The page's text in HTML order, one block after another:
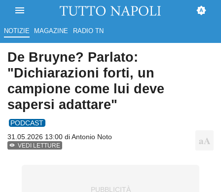
NOTIZIE MAGAZINE RADIO TN
De Bruyne? Parlato:
"Dichiarazioni forti, un
campione come lui deve
sapersi adattare"
PODCAST
31.05.2026 13:00 diAntonio Noto
VEDI LETTURE